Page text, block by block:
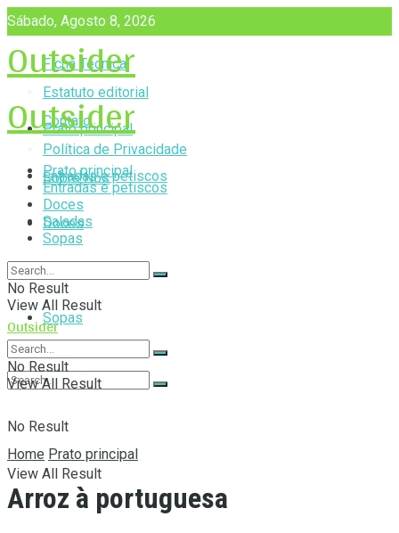
Sábado, Agosto 8, 2026
Ficha Técnica
Estatuto editorial
Contato
Política de Privacidade
Sobre Nós
Outsider
Prato principal
Entradas e petiscos
Doces
Saladas
Sopas
No Result
View All Result
Outsider
Prato principal
Entradas e petiscos
Doces
Saladas
Sopas
No Result
View All Result
Outsider
No Result
View All Result
Home Prato principal
Arroz à portuguesa